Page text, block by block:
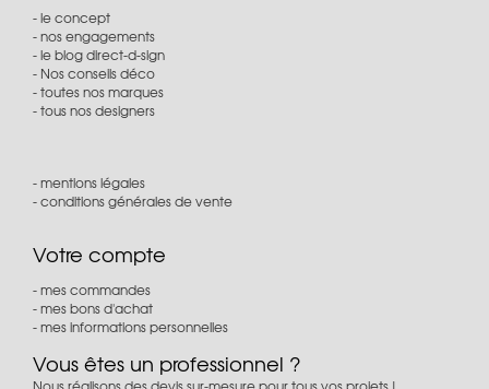
le concept
nos engagements
le blog direct-d-sign
Nos conseils déco
toutes nos marques
tous nos designers
mentions légales
conditions générales de vente
Votre compte
mes commandes
mes bons d'achat
mes informations personnelles
Vous êtes un professionnel ?